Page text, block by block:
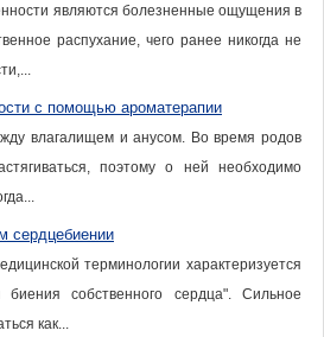
являются болезненные ощущения в
распухание, чего ранее никогда не
с помощью ароматерапии
влагалищем и анусом. Во время родов
поэтому о ней необходимо
сердцебиении
терминологии характеризуется
собственного сердца". Сильное
как...